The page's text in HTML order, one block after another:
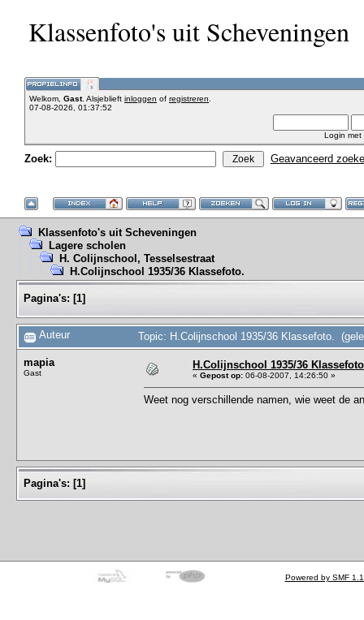
Klassenfoto's uit Scheveningen
Welkom, Gast. Alsjeblieft inloggen of registreren
07-08-2026, 01:37:52
Login met
Zoek: Geavanceerd
Klassenfoto's uit Scheveningen
Lagere scholen
H. Colijnschool, Tesselsestraat
H.Colijnschool 1935/36 Klassefoto.
Pagina's: [1]
Auteur Topic: H.Colijnschool 1935/36 Klassefoto.
mapia
Gast
H.Colijnschool 1935/36
« Gepost op: 06-08-2007, 14:26:50 »
Weet nog verschillende namen, wie weet de
Pagina's: [1]
Powered by SMF